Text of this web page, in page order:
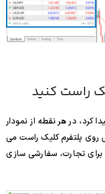
راست کنید
کرد، در هر نقطه از نمودار
روی پلتفرم کلیک راست می
تجارت، سفارشی سازی